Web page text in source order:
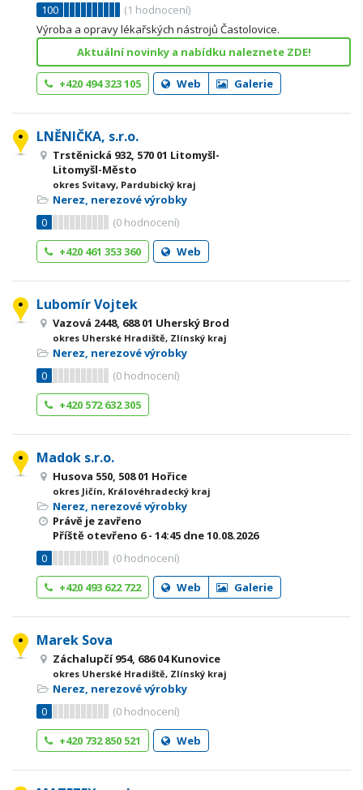
100
(1 hodnocení)
Výroba a opravy lékařských nástrojů Častolovice.
Aktuální novinky a nabídku naleznete ZDE!
+420 494 323 105 Web Galerie
LNĚNIČKA, s.r.o.
Trstěnická 932, 570 01 Litomyšl-
Litomyšl-Město
okres Svitavy, Pardubický kraj
Nerez, nerezové výrobky
0
(0 hodnocení)
+420 461 353 360
Web
Lubomír Vojtek
Vazová 2448, 688 01 Uherský Brod
okres Uherské Hradiště, Zlínský kraj
Nerez, nerezové výrobky
0
(0 hodnocení)
+420 572 632 305
Madok s.r.o.
Husova 550, 508 01 Hořice
okres Jičín, Královéhradecký kraj
Nerez, nerezové výrobky
Právě je zavřeno
Příště otevřeno 6 - 14:45 dne 10.08.2026
0
(0 hodnocení)
+420 493 622 722
Web Galerie
Marek Sova
Záchalupčí 954, 686 04 Kunovice
okres Uherské Hradiště, Zlínský kraj
Nerez, nerezové výrobky
0
(0 hodnocení)
+420 732 850 521
Web